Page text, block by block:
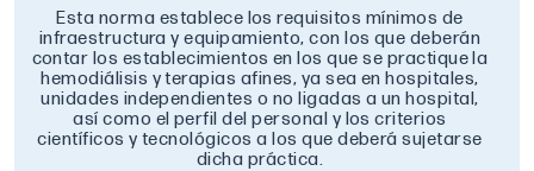
Esta norma establece los requisitos mínimos de
infraestructura y equipamiento, con los que deberán
contar los establecimientos en los que se practique la
hemodiálisis y terapias afines, ya sea en hospitales,
unidades independientes o no ligadas a un hospital,
así como el perfil del personal y los criterios
científicos y tecnológicos a los que deberá sujetarse
dicha práctica.